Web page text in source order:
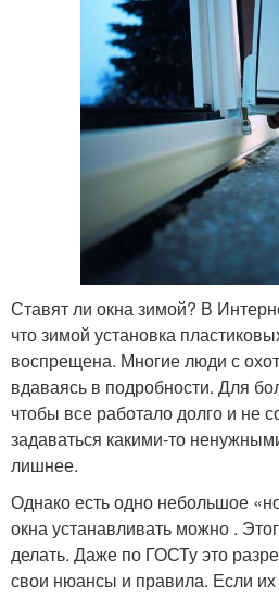
Ставят ли окна зимой? В
что зимой установка
воспрещена. Многие люди с
вдаваясь в подробности. Для
чтобы все работало долго и не
задаваться какими-то
лишнее.
Однако есть одно небольшое
окна устанавливать можно .
делать. Даже по ГОСТу это
свои нюансы и правила. Если их